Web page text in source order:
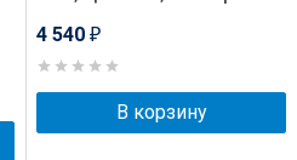
4 540 ₽
В корзину